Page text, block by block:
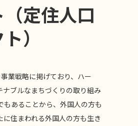
定住人口
）
業戦略に掲げており、ハー
ブルなまちづくりの取り組み
あることから、外国人の方も
住まわれる外国人の方も生き